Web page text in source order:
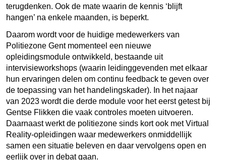
terugdenken. Ook de mate waarin de kennis ‘blijft
hangen’ na enkele maanden, is beperkt.
Daarom wordt voor de huidige medewerkers van
Politiezone Gent momenteel een nieuwe
opleidingsmodule ontwikkeld, bestaande uit
intervisieworkshops (waarin leidinggevenden met elkaar
hun ervaringen delen om continu feedback te geven over
de toepassing van het handelingskader). In het najaar
van 2023 wordt die derde module voor het eerst getest bij
Gentse Flikken die vaak controles moeten uitvoeren.
Daarnaast werkt de politiezone sinds kort ook met Virtual
Reality-opleidingen waar medewerkers onmiddellijk
samen een situatie beleven en daar vervolgens open en
eerlijk over in debat gaan.